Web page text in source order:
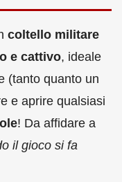
coltello militare
e cattivo, ideale
(tanto quanto un
e aprire qualsiasi
! Da affidare a
il gioco si fa